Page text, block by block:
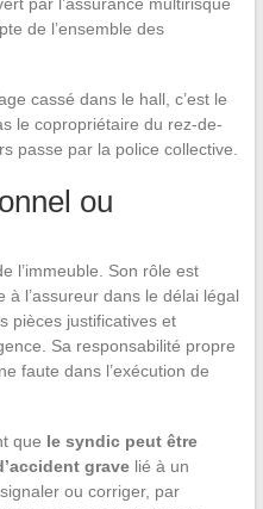
par l’assurance multirisque
de l’ensemble des
cassé dans le hall, c’est le
le copropriétaire du rez-de-
passe par la police collective.
ou
l’immeuble. Son rôle est
l’assureur dans le délai légal
pièces justificatives et
Sa responsabilité propre
faute dans l’exécution de
que le syndic peut être
gravelié à un
ou corriger, par